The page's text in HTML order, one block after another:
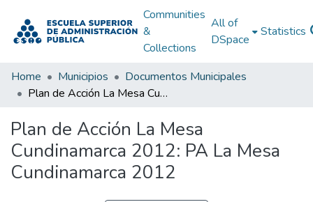
Communities
&
Collections
All of
DSpace
Statistics
Home Municipios
Documentos Municipales
Plan de Acción La Mesa Cundinamarca 2012: PA La Mesa Cundinamarca 2012
Plan de Acción La Mesa
Cundinamarca 2012: PA La Mesa
Cundinamarca 2012